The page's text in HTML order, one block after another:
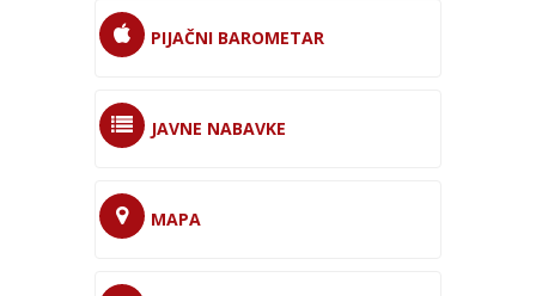
PIJAČNI BAROMETAR
JAVNE NABAVKE
MAPA